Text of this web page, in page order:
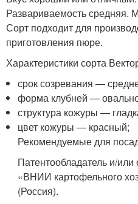
Развариваемость средняя.
Сорт подходит для
приготовления пюре.
Характеристики сорта
срок созревания —
форма клубней —
структура кожуры —
цвет кожуры — красный;
Рекомендуемые для
Патентообладатель и/
«ВНИИ картофельного
(Россия).